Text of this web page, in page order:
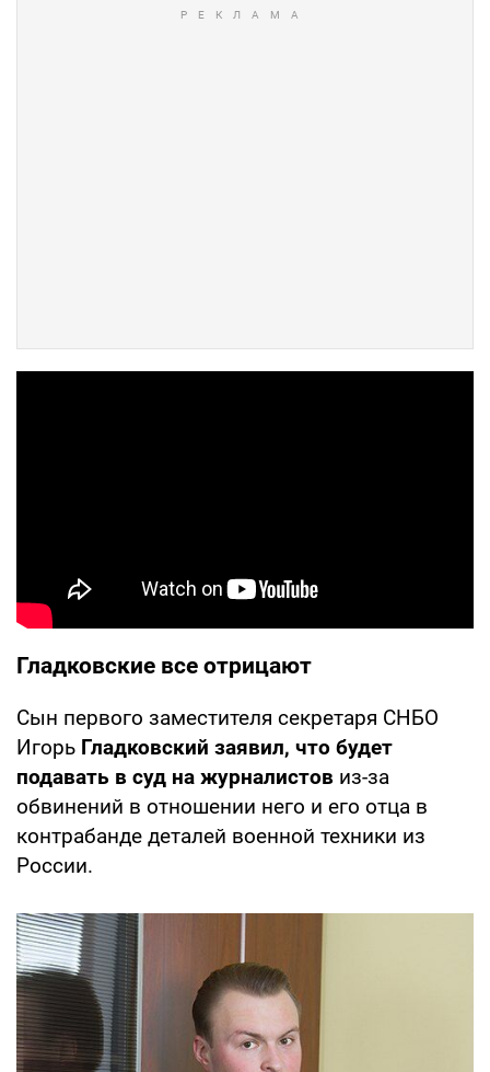
Гладковские все отрицают
Сын первого заместителя секретаря СНБО
Игорь Гладковский заявил, что будет
подавать в суд на журналистов из-за
обвинений в отношении него и его отца в
контрабанде деталей военной техники из
России.